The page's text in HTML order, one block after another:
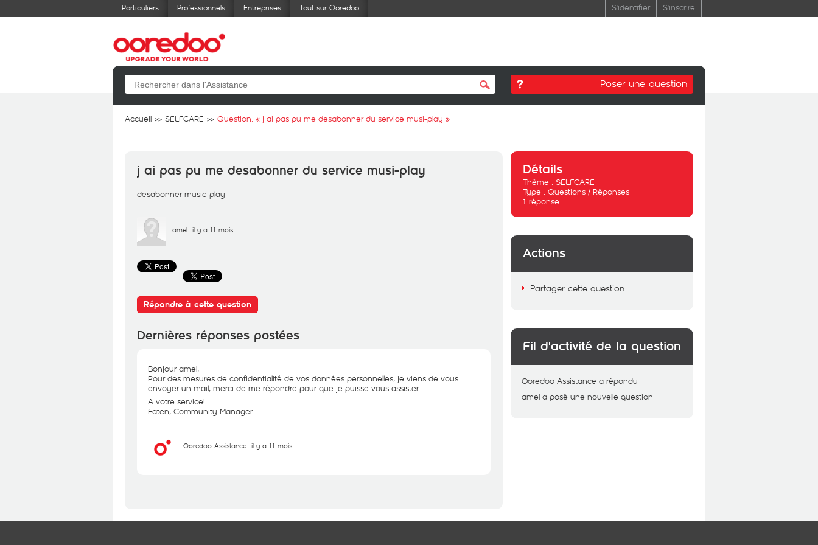
Particuliers Professionnels Entreprises Tout sur Ooredoo S'identifier S'inscrire
Poser une question
Accueil SELFCARE Question: « j ai pas pu me desabonner du service musi-play »
j ai pas pu me desabonner du service musi-play
desabonner music-play
amel il y a 11 mois
Répondre à cette question
Dernières réponses postées
Bonjour amel,
Pour des mesures de confidentialité de vos données personnelles, je viens de vous
envoyer un mail, merci de me répondre pour que je puisse vous assister.
A votre service!
Faten, Community Manager
Ooredoo Assistance il y a 11 mois
Détails
Thème : SELFCARE
Type : Questions / Réponses
1 réponse
Actions
Partager cette question
Fil d'activité de la question
Ooredoo Assistance a répondu
amel a posé une nouvelle question